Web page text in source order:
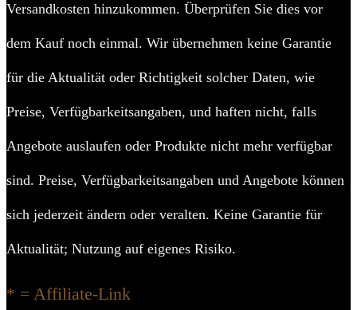
Versandkosten hinzukommen. Überprüfen Sie dies vor
dem Kauf noch einmal. Wir übernehmen keine Garantie
für die Aktualität oder Richtigkeit solcher Daten, wie
Preise, Verfügbarkeitsangaben, und haften nicht, falls
Angebote auslaufen oder Produkte nicht mehr verfügbar
sind. Preise, Verfügbarkeitsangaben und Angebote können
sich jederzeit ändern oder veralten. Keine Garantie für
Aktualität; Nutzung auf eigenes Risiko.
* = Affiliate-Link